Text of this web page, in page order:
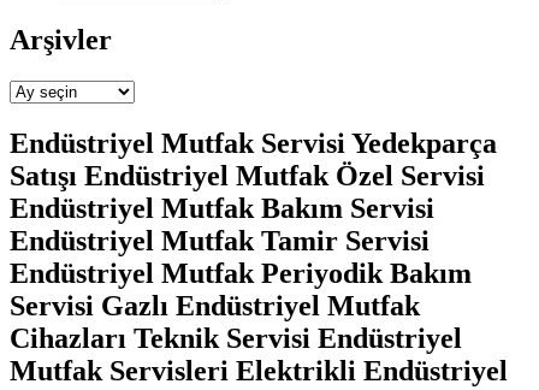
Arşivler
Arşivler
Endüstriyel Mutfak Servisi Yedekparça
Satışı Endüstriyel Mutfak Özel Servisi
Endüstriyel Mutfak Bakım Servisi
Endüstriyel Mutfak Tamir Servisi
Endüstriyel Mutfak Periyodik Bakım
Servisi Gazlı Endüstriyel Mutfak
Cihazları Teknik Servisi Endüstriyel
Mutfak Servisleri Elektrikli Endüstriyel